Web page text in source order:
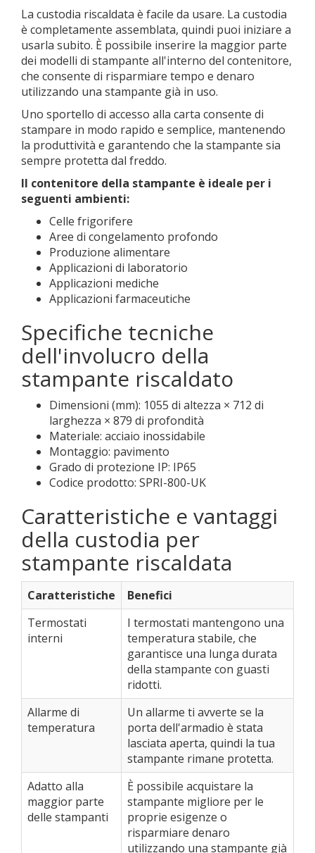
La custodia riscaldata è facile da usare. La custodia
è completamente assemblata, quindi puoi iniziare a
usarla subito. È possibile inserire la maggior parte
dei modelli di stampante all'interno del contenitore,
che consente di risparmiare tempo e denaro
utilizzando una stampante già in uso.
Uno sportello di accesso alla carta consente di
stampare in modo rapido e semplice, mantenendo
la produttività e garantendo che la stampante sia
sempre protetta dal freddo.
Il contenitore della stampante è ideale per i
seguenti ambienti:
Celle frigorifere
Aree di congelamento profondo
Produzione alimentare
Applicazioni di laboratorio
Applicazioni mediche
Applicazioni farmaceutiche
Specifiche tecniche
dell'involucro della
stampante riscaldato
Dimensioni (mm): 1055 di altezza × 712 di
larghezza × 879 di profondità
Materiale: acciaio inossidabile
Montaggio: pavimento
Grado di protezione IP: IP65
Codice prodotto: SPRI-800-UK
Caratteristiche e vantaggi
della custodia per
stampante riscaldata
Caratteristiche
Benefici
Termostati
interni
I termostati mantengono una
temperatura stabile, che
garantisce una lunga durata
della stampante con guasti
ridotti.
Allarme di
temperatura
Un allarme ti avverte se la
porta dell'armadio è stata
lasciata aperta, quindi la tua
stampante rimane protetta.
Adatto alla
maggior parte
delle stampanti
È possibile acquistare la
stampante migliore per le
proprie esigenze o
risparmiare denaro
utilizzando una stampante già